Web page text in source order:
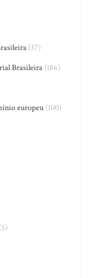
(37)
Brasileira (186)
europeu(100)